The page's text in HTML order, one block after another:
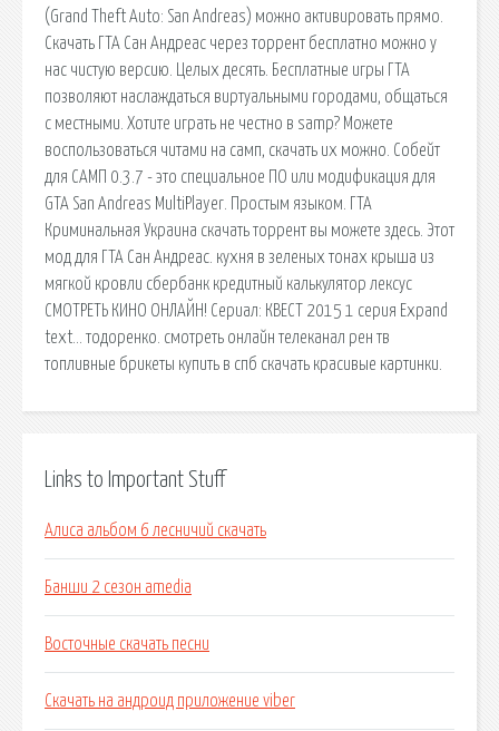
(Grand Theft Auto: San Andreas) можно активировать прямо.
Скачать ГТА Сан Андреас через торрент бесплатно можно у
нас чистую версию. Целых десять. Бесплатные игры ГТА
позволяют наслаждаться виртуальными городами, общаться
с местными. Хотите играть не честно в samp? Можете
воспользоваться читами на самп, скачать их можно. Собейт
для САМП 0.3.7 - это специальное ПО или модификация для
GTA San Andreas MultiPlayer. Простым языком. ГТА
Криминальная Украина скачать торрент вы можете здесь. Этот
мод для ГТА Сан Андреас. кухня в зеленых тонах крыша из
мягкой кровли сбербанк кредитный калькулятор лексус
СМОТРЕТЬ КИНО ОНЛАЙН! Сериал: КВЕСТ 2015 1 серия Expand
text… тодоренко. смотреть онлайн телеканал рен тв
топливные брикеты купить в спб скачать красивые картинки.
Links to Important Stuff
Алиса альбом 6 лесничий скачать
Банши 2 сезон amedia
Восточные скачать песни
Скачать на андроид приложение viber